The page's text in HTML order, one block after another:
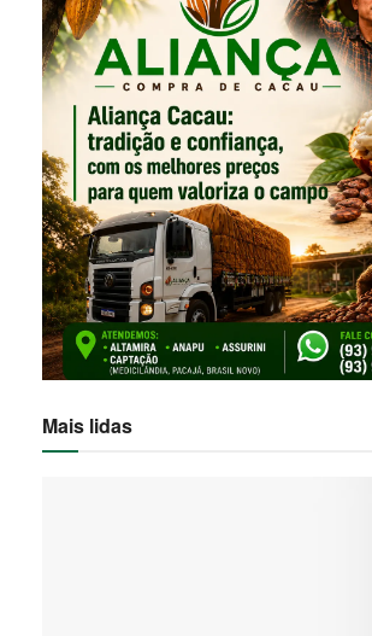
Mais lidas